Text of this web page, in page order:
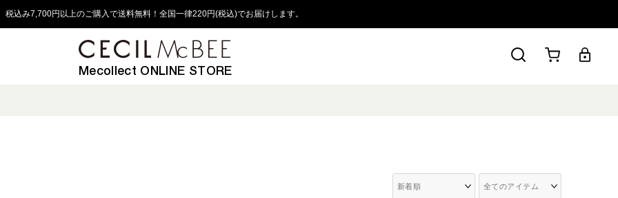
税込み7,700円以上のご購入で送料無料！全国一律220円(税込)でお届けします。
Mecollect ONLINE STORE